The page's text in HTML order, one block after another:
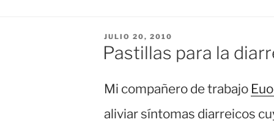
PUBLICADO
EL
JULIO 20, 2010
Pastillas para la
Mi compañero de trabajo
aliviar síntomas diarreicos